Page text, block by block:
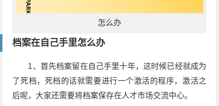
怎么办
档案在自己手里怎么办
1、首先档案留在自己手里十年，这时候已经就成为
了死档，死档的话就需要进行一个激活的程序，激活之
后呢，大家还需要将档案保存在人才市场交流中心。